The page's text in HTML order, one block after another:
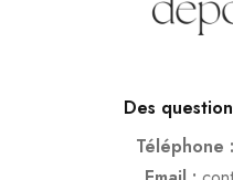
Des
Téléphone :